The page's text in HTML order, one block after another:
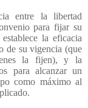
entre la libertad
para fijar su
la eficacia
de su vigencia (que
la fijen), y la
para alcanzar un
como máximo al